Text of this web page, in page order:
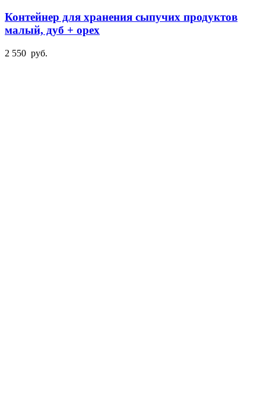
Контейнер для хранения сыпучих продуктов
малый, дуб + орех
2 550 руб.